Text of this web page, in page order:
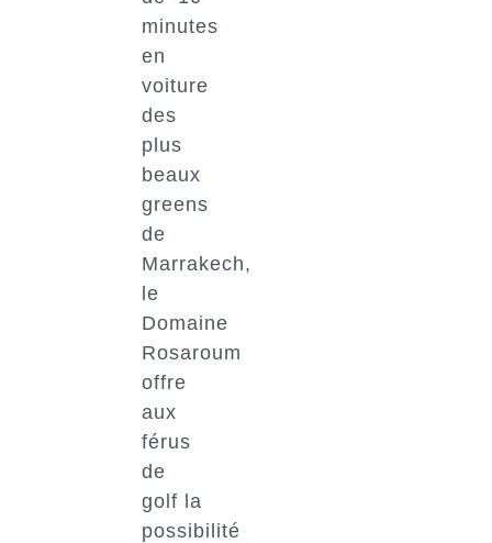
minutes
en
voiture
des
plus
beaux
greens
de
Marrakech,
le
Domaine
Rosaroum
offre
aux
férus
de
golf la
possibilité